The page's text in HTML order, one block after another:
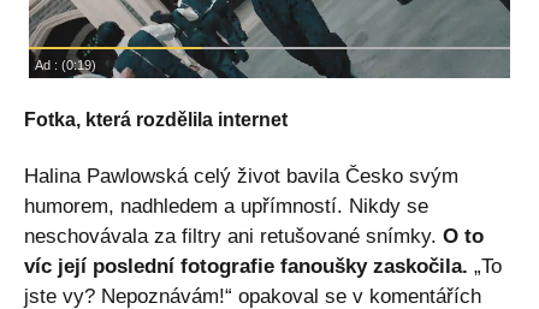
Fotka, která rozdělila internet
Halina Pawlowská celý život bavila Česko svým
humorem, nadhledem a upřímností. Nikdy se
neschovávala za filtry ani retušované snímky. O to
víc její poslední fotografie fanoušky zaskočila. „To
jste vy? Nepoznávám!“ opakoval se v komentářích